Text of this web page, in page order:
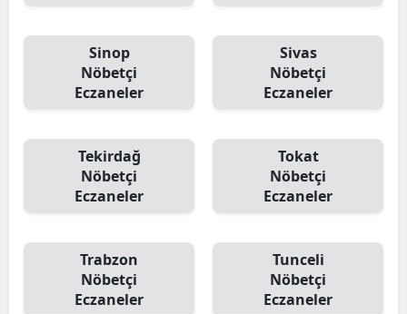
Sinop
Nöbetçi
Eczaneler
Sivas
Nöbetçi
Eczaneler
Tekirdağ
Nöbetçi
Eczaneler
Tokat
Nöbetçi
Eczaneler
Trabzon
Nöbetçi
Eczaneler
Tunceli
Nöbetçi
Eczaneler